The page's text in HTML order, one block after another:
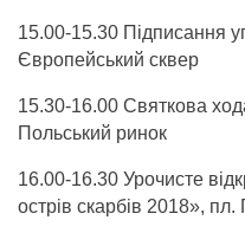
15.00-15.30 Підписання
Європейський сквер
15.30-16.00 Святкова
Польський ринок
16.00-16.30 Урочисте
острів скарбів 2018»,